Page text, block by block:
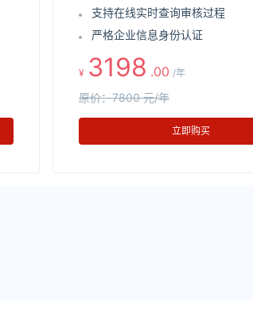
支持在线实时查询审核过程
严格企业信息身份认证
¥ 3198 .00 /年
原价：7800 元/年
立即购买